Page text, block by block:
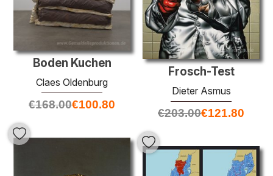
Frosch-Test
Dieter Asmus
€203.00€121.80
Boden Kuchen
Claes Oldenburg
€168.00€100.80